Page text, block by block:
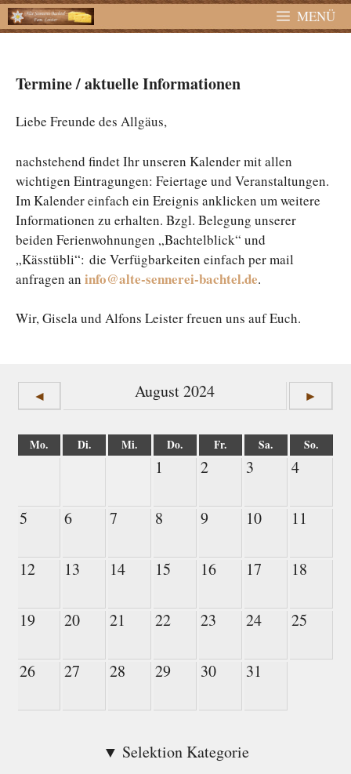
Zum
Inhalt
MENÜ
Termine / aktuelle Informationen
Liebe Freunde des Allgäus,
nachstehend findet Ihr unseren Kalender mit allen
wichtigen Eintragungen: Feiertage und Veranstaltungen.
Im Kalender einfach ein Ereignis anklicken um weitere
Informationen zu erhalten. Bzgl. Belegung unserer
beiden Ferienwohnungen „Bachtelblick“ und
„Kässtübli“: die Verfügbarkeiten einfach per mail
anfragen an info@alte-sennerei-bachtel.de.
Wir, Gisela und Alfons Leister freuen uns auf Euch.
◄ August 2024 ►
Mo. Di. Mi. Do. Fr. Sa. So.
1 2 3 4
5 6 7 8 9 10 11
12 13 14 15 16 17 18
19 20 21 22 23 24 25
26 27 28 29 30 31
▼ Selektion Kategorie